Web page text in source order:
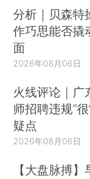
分析｜贝森特
作巧思能否撬
面
2026年08月06日
火线评论｜广
师招聘违规”
疑点
2026年08月06日
【大盘脉搏